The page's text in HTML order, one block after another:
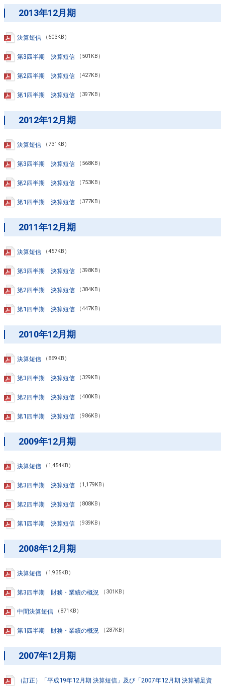
2013年12月期
決算短信 （603KB）
第3四半期 決算短信 （501KB）
第2四半期 決算短信 （427KB）
第1四半期 決算短信 （397KB）
2012年12月期
決算短信 （731KB）
第3四半期 決算短信 （568KB）
第2四半期 決算短信 （753KB）
第1四半期 決算短信 （377KB）
2011年12月期
決算短信 （457KB）
第3四半期 決算短信 （398KB）
第2四半期 決算短信 （384KB）
第1四半期 決算短信 （447KB）
2010年12月期
決算短信 （869KB）
第3四半期 決算短信 （329KB）
第2四半期 決算短信 （400KB）
第1四半期 決算短信 （986KB）
2009年12月期
決算短信 （1,454KB）
第3四半期 決算短信 （1,179KB）
第2四半期 決算短信 （808KB）
第1四半期 決算短信 （939KB）
2008年12月期
決算短信 （1,935KB）
第3四半期 財務・業績の概況 （301KB）
中間決算短信 （871KB）
第1四半期 財務・業績の概況 （287KB）
2007年12月期
（訂正）「平成19年12月期 決算短信」及び「2007年12月期 決算補足資